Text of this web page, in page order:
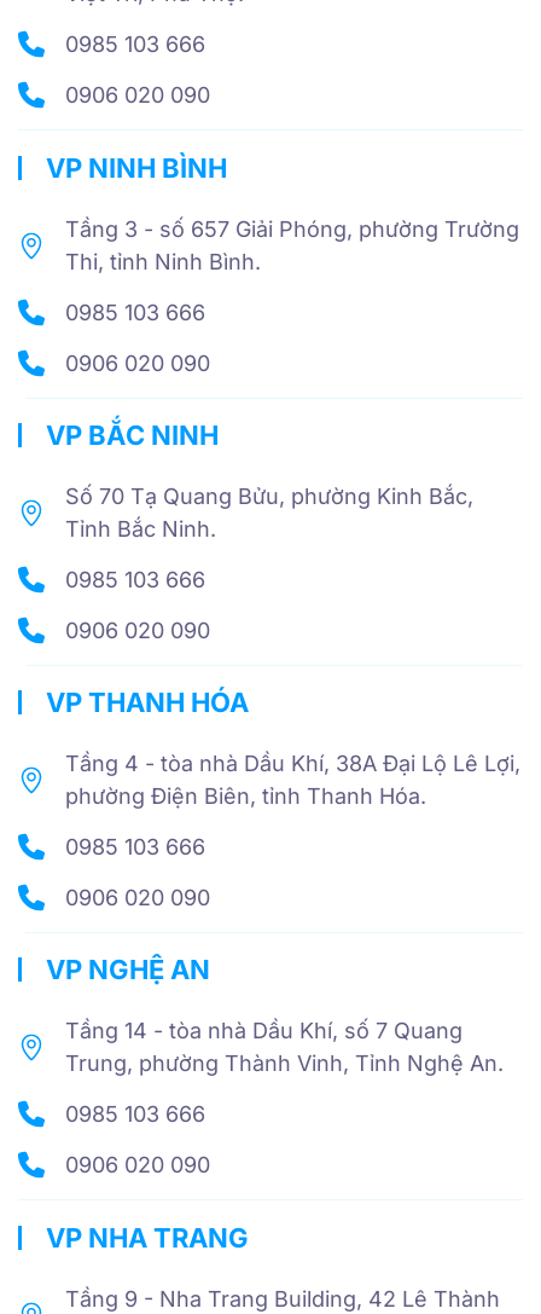
0985 103 666
0906 020 090
VP NINH BÌNH
Tầng 3 - số 657 Giải Phóng, phường Trường
Thi, tỉnh Ninh Bình.
0985 103 666
0906 020 090
VP BẮC NINH
Số 70 Tạ Quang Bửu, phường Kinh Bắc,
Tỉnh Bắc Ninh.
0985 103 666
0906 020 090
VP THANH HÓA
Tầng 4 - tòa nhà Dầu Khí, 38A Đại Lộ Lê Lợi,
phường Điện Biên, tỉnh Thanh Hóa.
0985 103 666
0906 020 090
VP NGHỆ AN
Tầng 14 - tòa nhà Dầu Khí, số 7 Quang
Trung, phường Thành Vinh, Tỉnh Nghệ An.
0985 103 666
0906 020 090
VP NHA TRANG
Tầng 9 - Nha Trang Building, 42 Lê Thành